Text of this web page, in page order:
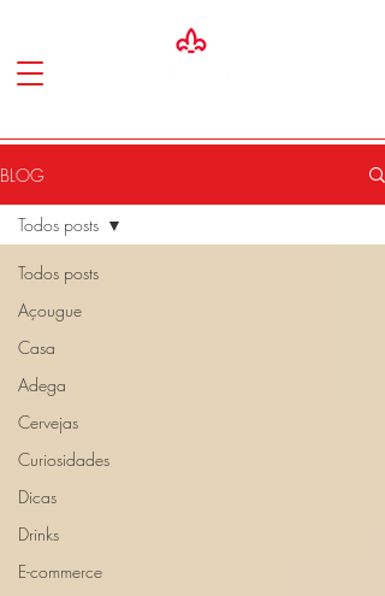
BLOG
Todos posts
Açougue
Casa
Adega
Cervejas
Curiosidades
Dicas
Drinks
E-commerce
Todos posts